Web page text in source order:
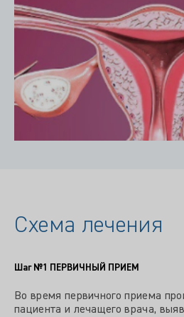
Схема лечения
Шаг №1 ПЕРВИЧНЫЙ ПРИЕМ
Во время первичного приема
пациента и лечащего врача,